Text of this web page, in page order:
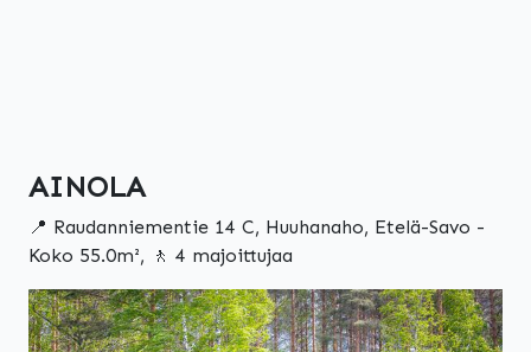
AINOLA
📍 Raudanniementie 14 C, Huuhanaho, Etelä-Savo -
Koko 55.0m², 🚶 4 majoittujaa